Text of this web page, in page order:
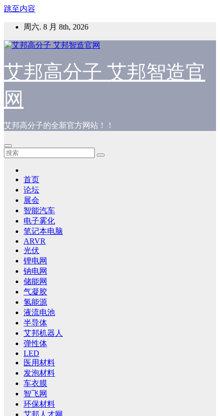
跳至内容
周六. 8 月 8th, 2026
艾邦高分子 艾邦智造官
网
艾邦高分子的全新官方网站！！
首页
论坛
展会
智能汽车
电子雾化
笔记本电脑
ARVR
光伏
锂电网
钠电网
储能网
气凝胶
氢能源
液流电池
半导体
艾邦机器人
弹性体
LED
医用材料
发泡材料
车衣膜
智飞网
环保材料
艾邦人才网